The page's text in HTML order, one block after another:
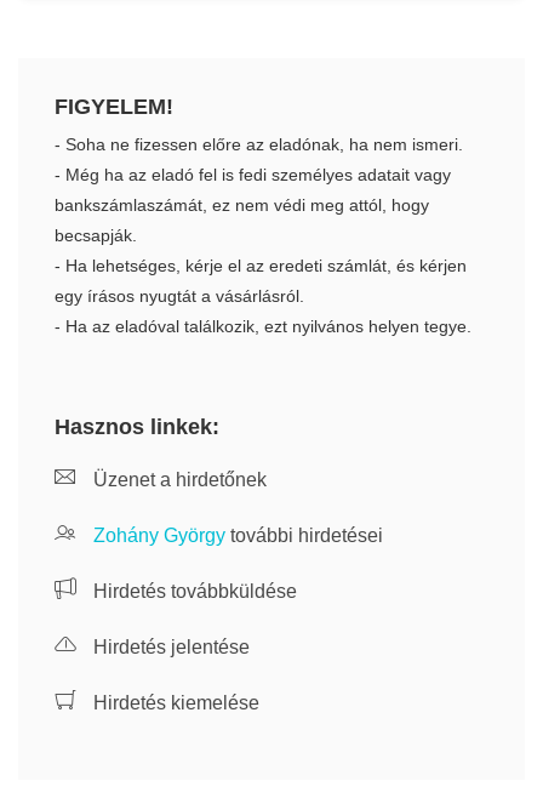
FIGYELEM!
- Soha ne fizessen előre az eladónak, ha nem ismeri.
- Még ha az eladó fel is fedi személyes adatait vagy
bankszámlaszámát, ez nem védi meg attól, hogy
becsapják.
- Ha lehetséges, kérje el az eredeti számlát, és kérjen
egy írásos nyugtát a vásárlásról.
- Ha az eladóval találkozik, ezt nyilvános helyen tegye.
Hasznos linkek:
Üzenet a hirdetőnek
Zohány György további hirdetései
Hirdetés továbbküldése
Hirdetés jelentése
Hirdetés kiemelése